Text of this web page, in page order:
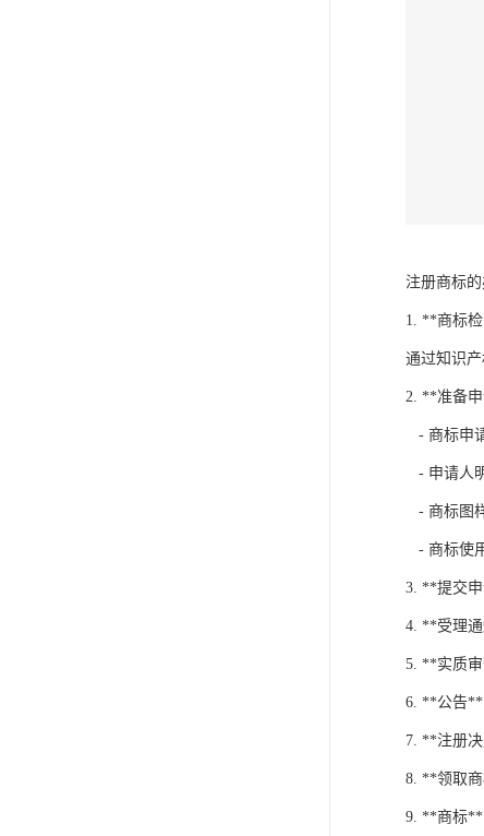
注册商标
1. **商标
通过知识
2. **准备申
- 商标申
- 申请人
- 商标图
- 商标使
3. **提交申
4. **受理通
5. **实质
6. **公告**
7. **注册
8. **领取商
9. **商标**